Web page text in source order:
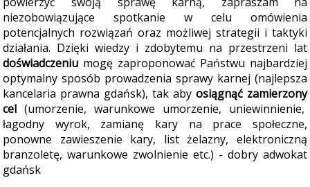
niezobowiązujące spotkanie w celu omówienia
potencjalnych rozwiązań oraz możliwej strategii i taktyki
działania. Dzięki wiedzy i zdobytemu na przestrzeni lat
doświadczeniu mogę zaproponować Państwu najbardziej
optymalny sposób prowadzenia sprawy karnej (najlepsza
kancelaria prawna gdańsk), tak aby osiągnąć zamierzony
cel (umorzenie, warunkowe umorzenie, uniewinnienie,
łagodny wyrok, zamianę kary na prace społeczne,
ponowne zawieszenie kary, list żelazny, elektroniczną
branzoletę, warunkowe zwolnienie etc.) - dobry adwokat
gdańsk